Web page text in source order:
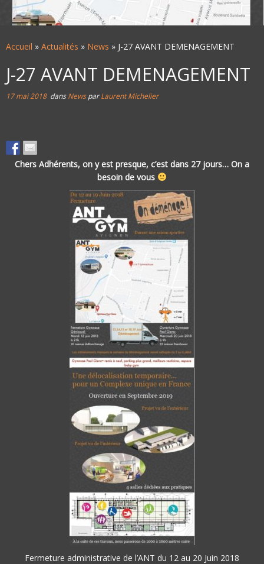
Accueil » Actualités » News » J-27 AVANT DEMENAGEMENT
J-27 AVANT DEMENAGEMENT
17 mai 2018dansNewsparLaurent Michelier
Chers Adhérents, on y est presque, c’est dans 27 jours… On a
besoin de vous
Fermeture administrative de l’ANT du 12 au 20 Juin 2018